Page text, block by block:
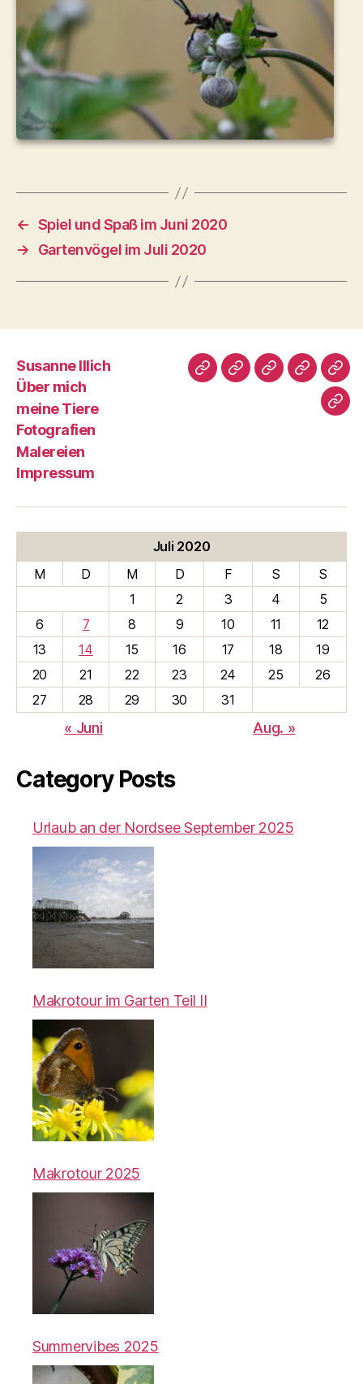
← Spiel und Spaß im Juni 2020
→
Gartenvögel im Juli 2020
Susanne Illich
Über mich
meine Tiere
Fotografien
Malereien
Impressum
Susanne
Übermeine
Juli 2020
M
D M D F S
S
1
2 3 4
5
6
7 8 9 10 11
12
13
14 15 16 17 18
19
20
21 22 23 24 25
26
27
28 29 30 31
« Juni Aug. »
Category Posts
Urlaub an der Nordsee September 2025
Makrotour im Garten Teil II
Makrotour 2025
Summervibes 2025